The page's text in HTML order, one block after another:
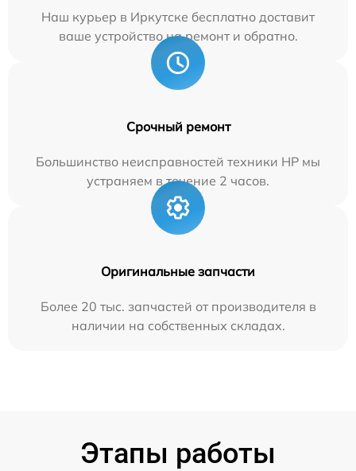
Наш курьер в Иркутске бесплатно доставит
ваше устройство на ремонт и обратно.
Срочный ремонт
Большинство неисправностей техники HP мы
устраняем в течение 2 часов.
Оригинальные запчасти
Более 20 тыс. запчастей от производителя в
наличии на собственных складах.
Этапы работы